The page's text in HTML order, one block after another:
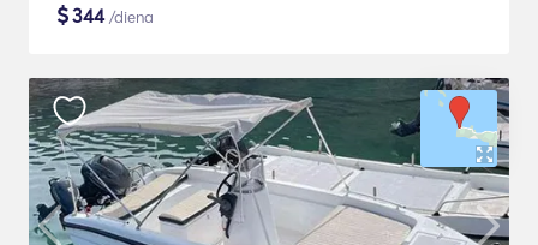
$344/diena